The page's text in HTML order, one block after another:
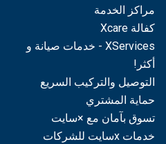
مراكز الخدمة
كفالة Xcare
XServices - خدمات صيانة و
أكثر!
التوصيل والتركيب السريع
حماية المشتري
تسوق بآمان مع ×سايت
خدمات xسايت للشركات